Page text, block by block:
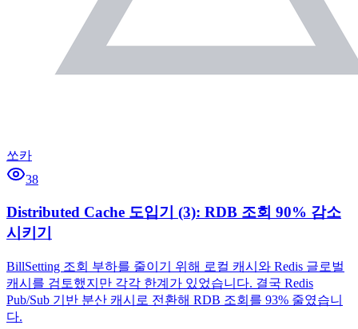
쏘카
38
Distributed Cache 도입기 (3): RDB 조회 90% 감소
시키기
BillSetting 조회 부하를 줄이기 위해 로컬 캐시와 Redis 글로벌
캐시를 검토했지만 각각 한계가 있었습니다. 결국 Redis
Pub/Sub 기반 분산 캐시로 전환해 RDB 조회를 93% 줄였습니
다.